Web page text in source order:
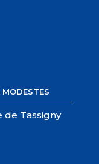
de Tassigny